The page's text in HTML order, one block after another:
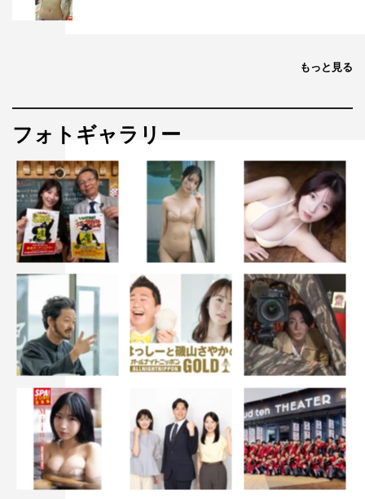
もっと見る
フォトギャラリー